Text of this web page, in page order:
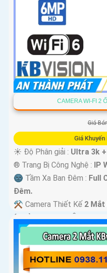
CAMERA WI-FI 2
Giá
Giá Khuyến
☀️ Độ Phân giải : Ultra 3k
®️ Trang Bị Công Nghệ : IP
🌚 Tầm Xa Ban Đêm : Full
Ðêm.
⚒ Camera Thiết Kế 2 Mắt
️ƒ Khả Năng :Thu Âm Và